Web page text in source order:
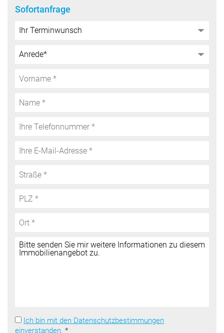
Sofortanfrage
Ich bin mit den Datenschutzbestimmungen
einverstanden. *